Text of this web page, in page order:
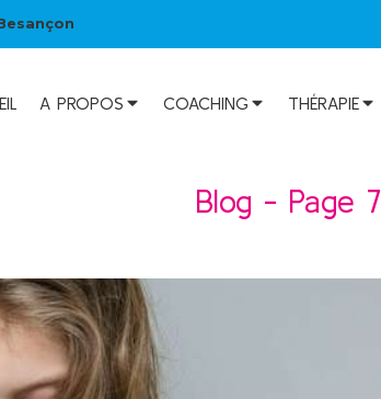
A PROPOS COACHING THÉRAPIE
Blog - Page 7